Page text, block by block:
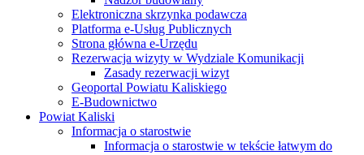
Elektroniczna skrzynka podawcza
Platforma e-Usług Publicznych
Strona główna e-Urzędu
Rezerwacja wizyty w Wydziale Komunikacji
Zasady rezerwacji wizyt
Geoportal Powiatu Kaliskiego
E-Budownictwo
Powiat Kaliski
Informacja o starostwie
Informacja o starostwie w tekście łatwym do